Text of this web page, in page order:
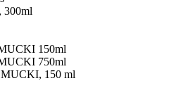
300ml
150ml
750ml
MUCKI, 150 ml